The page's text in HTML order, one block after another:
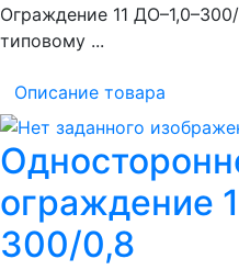
Ограждение 11
типовому ...
Описание товара
ограждение
300/0,8